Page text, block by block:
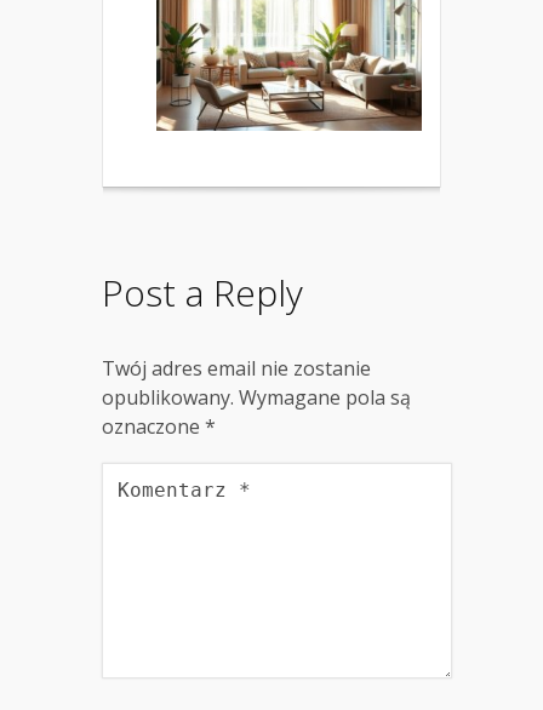
Post a Reply
Twój adres email nie zostanie
opublikowany. Wymagane pola są
oznaczone *